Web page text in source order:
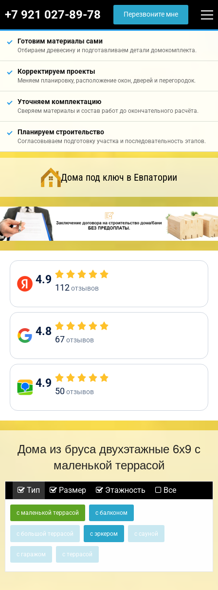
+7 921 027-89-78 Перезвоните мне
Готовим материалы сами
Отбираем древесину и подготавливаем детали домокомплекта.
Корректируем проекты
Меняем планировку, расположение окон, дверей и перегородок.
Уточняем комплектацию
Сверяем материалы и состав работ до окончательного расчёта.
Планируем строительство
Согласовываем подготовку участка и последовательность этапов.
Дома под ключ в Евпатории
4.9
112отзывов
4.8
67отзывов
4.9
50отзывов
Дома из бруса двухэтажные 6х9 с
маленькой террасой
Тип Размер Этажность Все
с маленькой террасой с балконом
с большой террасой с эркером с сауной
с гаражом с террасой